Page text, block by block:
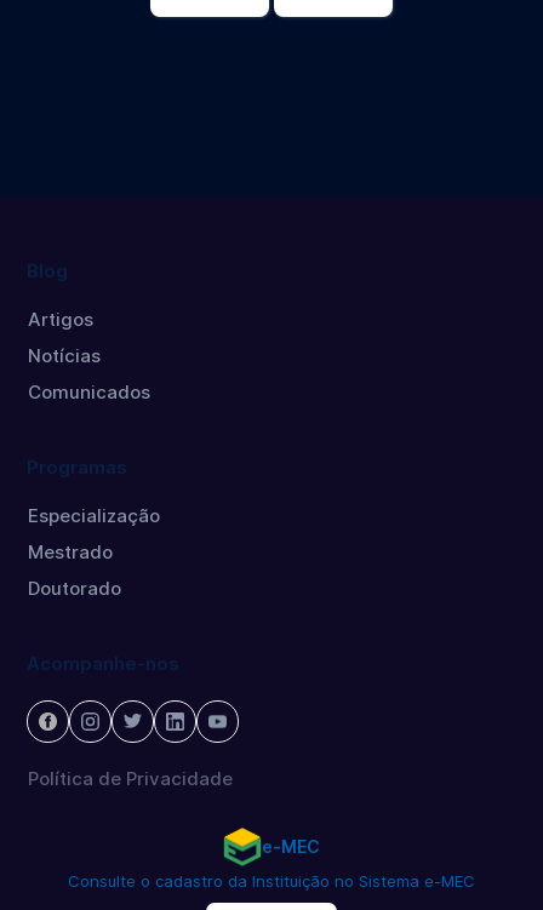
Blog
Artigos
Notícias
Comunicados
Programas
Especialização
Mestrado
Doutorado
Acompanhe-nos
Política de Privacidade
e-MEC
Consulte o cadastro da Instituição no Sistema e-MEC